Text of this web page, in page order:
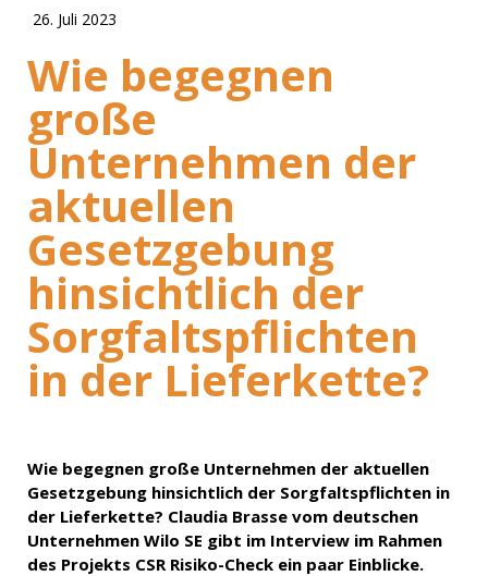
26. Juli 2023
Wie begegnen
große
Unternehmen der
aktuellen
Gesetzgebung
hinsichtlich der
Sorgfaltspflichten
in der Lieferkette?
Wie begegnen große Unternehmen der aktuellen
Gesetzgebung hinsichtlich der Sorgfaltspflichten in
der Lieferkette? Claudia Brasse vom deutschen
Unternehmen Wilo SE gibt im Interview im Rahmen
des Projekts CSR Risiko-Check ein paar Einblicke.